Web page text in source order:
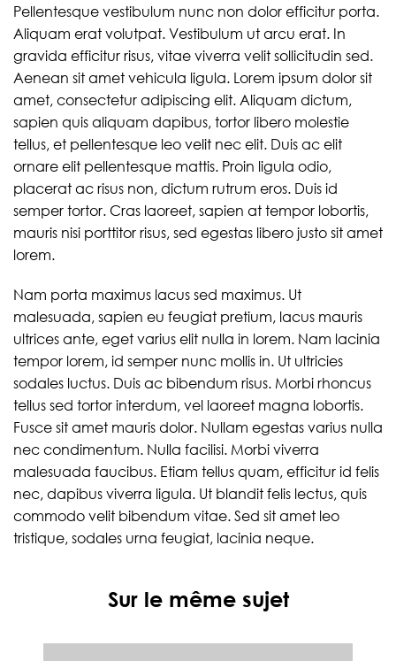
Pellentesque vestibulum nunc non dolor efficitur porta.
Aliquam erat volutpat. Vestibulum ut arcu erat. In
gravida efficitur risus, vitae viverra velit sollicitudin sed.
Aenean sit amet vehicula ligula. Lorem ipsum dolor sit
amet, consectetur adipiscing elit. Aliquam dictum,
sapien quis aliquam dapibus, tortor libero molestie
tellus, et pellentesque leo velit nec elit. Duis ac elit
ornare elit pellentesque mattis. Proin ligula odio,
placerat ac risus non, dictum rutrum eros. Duis id
semper tortor. Cras laoreet, sapien at tempor lobortis,
mauris nisi porttitor risus, sed egestas libero justo sit amet
lorem.
Nam porta maximus lacus sed maximus. Ut
malesuada, sapien eu feugiat pretium, lacus mauris
ultrices ante, eget varius elit nulla in lorem. Nam lacinia
tempor lorem, id semper nunc mollis in. Ut ultricies
sodales luctus. Duis ac bibendum risus. Morbi rhoncus
tellus sed tortor interdum, vel laoreet magna lobortis.
Fusce sit amet mauris dolor. Nullam egestas varius nulla
nec condimentum. Nulla facilisi. Morbi viverra
malesuada faucibus. Etiam tellus quam, efficitur id felis
nec, dapibus viverra ligula. Ut blandit felis lectus, quis
commodo velit bibendum vitae. Sed sit amet leo
tristique, sodales urna feugiat, lacinia neque.
Sur le même sujet